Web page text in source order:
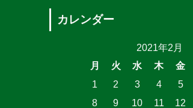
カレンダー
2021年2月
月
火 水 木 金
1
2 3 4 5
8
9 10 11 12